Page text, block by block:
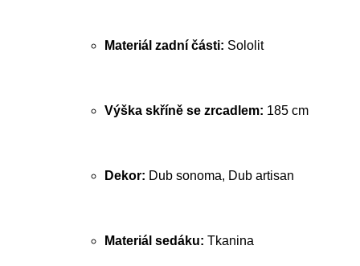
Materiál zadní části: Sololit
Výška skříně se zrcadlem: 185 cm
Dekor: Dub sonoma, Dub artisan
Materiál sedáku: Tkanina